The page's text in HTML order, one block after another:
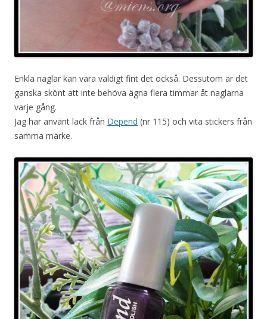
Enkla naglar kan vara väldigt fint det också. Dessutom är det
ganska skönt att inte behöva ägna flera timmar åt naglarna
varje gång.
Jag har använt lack från Depend (nr 115) och vita stickers från
samma märke.